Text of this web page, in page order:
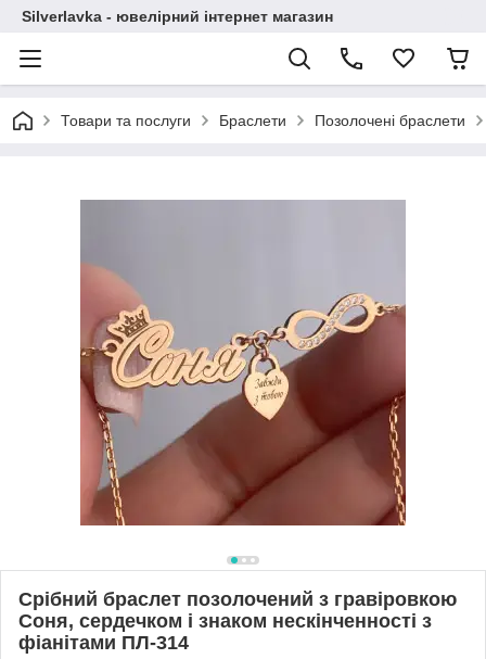
Silverlavka - ювелірний інтернет магазин
Товари та послуги Браслети Позолочені браслети
Срібний браслет позолочений з гравіровкою
Соня, сердечком і знаком нескінченності з
фіанітами ПЛ-314